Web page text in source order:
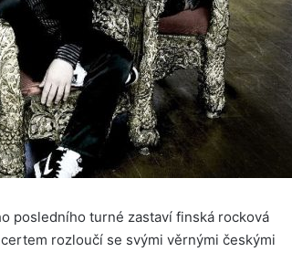
posledního turné zastaví finská rocková
rozloučí se svými věrnými českými